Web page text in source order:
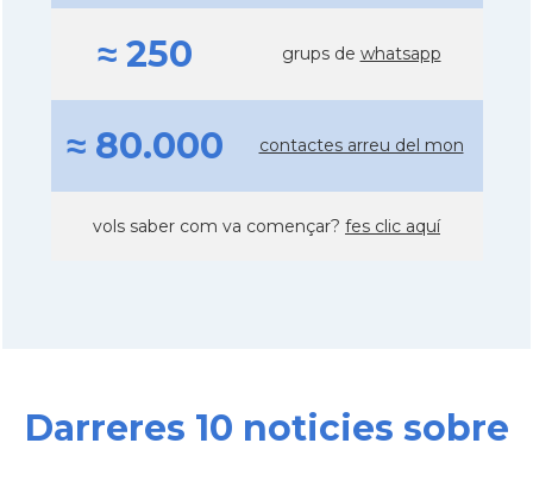
≈ 250 grups de whatsapp
≈ 80.000 contactes arreu del mon
vols saber com va començar? fes clic aquí
Darreres 10 noticies sobre